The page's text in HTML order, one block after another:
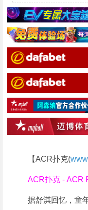
【ACR扑克(
ACR扑克 - ACR
据舒淇回忆，童